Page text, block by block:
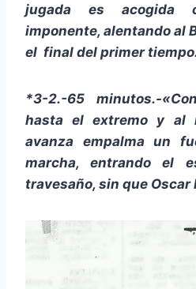
jugada es acogida
imponente, alentando al
el final del primer
*3-2.-65 minutos.-
hasta el extremo y al
avanza empalma un
marcha, entrando el
travesaño, sin que